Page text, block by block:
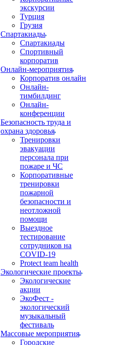
экскурсии
Турция
Грузия
Спартакиады
Спартакиады
Спортивный
корпоратив
Онлайн-мероприятия
Корпоратив онлайн
Онлайн-
тимбилдинг
Онлайн-
конференции
Безопасность труда и
охрана здоровья
Тренировки
эвакуации
персонала при
пожаре и ЧС
Корпоративные
тренировки
пожарной
безопасности и
неотложной
помощи
Выездное
тестирование
сотрудников на
COVID-19
Protect team health
Экологические проекты
Экологические
акции
ЭкоФест -
экологический
музыкальный
фестиваль
Массовые мероприятия
Городские